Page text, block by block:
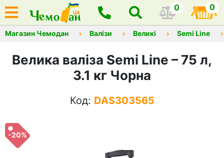
0 0
Магазин Чемодан Валізи Великі Semi Line
Велика валіза Semi Line – 75 л,
3.1 кг Чорна
Код: DAS303565
-20%